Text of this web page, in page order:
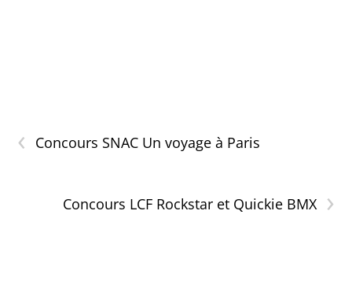
‹ Concours SNAC Un voyage à Paris
›
Concours LCF Rockstar et Quickie BMX